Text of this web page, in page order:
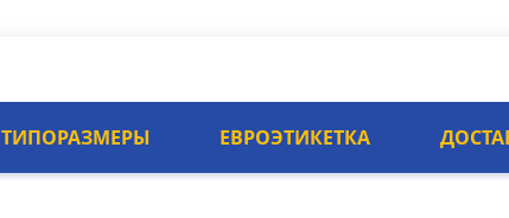
ТИПОРАЗМЕРЫ ЕВРОЭТИКЕТКА